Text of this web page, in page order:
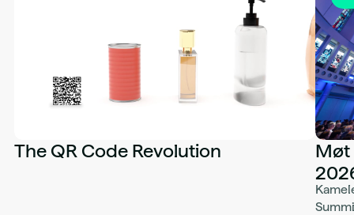
The QR Code Revolution
Møt